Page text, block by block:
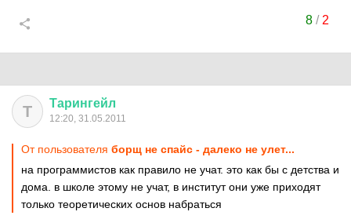
8/ 2
Т Тарингейл
12:20, 31.05.2011
От пользователя борщ не спайс - далеко не улет...
на программистов как правило не учат. это как бы с детства и
дома. в школе этому не учат, в институт они уже приходят
только теоретических основ набраться